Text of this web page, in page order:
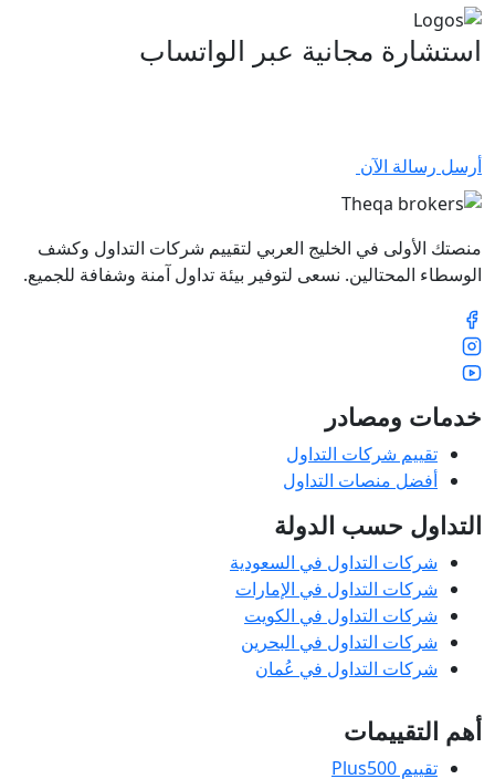
استشارة مجانية عبر الواتساب
أرسل رسالة الآن
منصتك الأولى في الخليج العربي لتقييم شركات التداول وكشف
الوسطاء المحتالين. نسعى لتوفير بيئة تداول آمنة وشفافة للجميع.
خدمات ومصادر
تقييم شركات التداول
أفضل منصات التداول
التداول حسب الدولة
شركات التداول في السعودية
شركات التداول في الإمارات
شركات التداول في الكويت
شركات التداول في البحرين
شركات التداول في عُمان
أهم التقييمات
تقييم Plus500